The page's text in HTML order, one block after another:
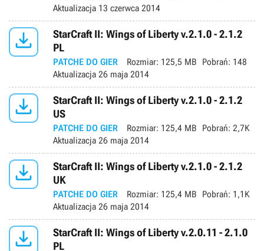
Aktualizacja 13 czerwca 2014

StarCraft II: Wings of Liberty v.2.1.0 - 2.1.2
PL
PATCHE DO GIER Rozmiar: 125,5 MB Pobrań: 148
Aktualizacja 26 maja 2014

StarCraft II: Wings of Liberty v.2.1.0 - 2.1.2
US
PATCHE DO GIER Rozmiar: 125,4 MB Pobrań: 2,7K
Aktualizacja 26 maja 2014

StarCraft II: Wings of Liberty v.2.1.0 - 2.1.2
UK
PATCHE DO GIER Rozmiar: 125,4 MB Pobrań: 1,1K
Aktualizacja 26 maja 2014

StarCraft II: Wings of Liberty v.2.0.11 - 2.1.0
PL